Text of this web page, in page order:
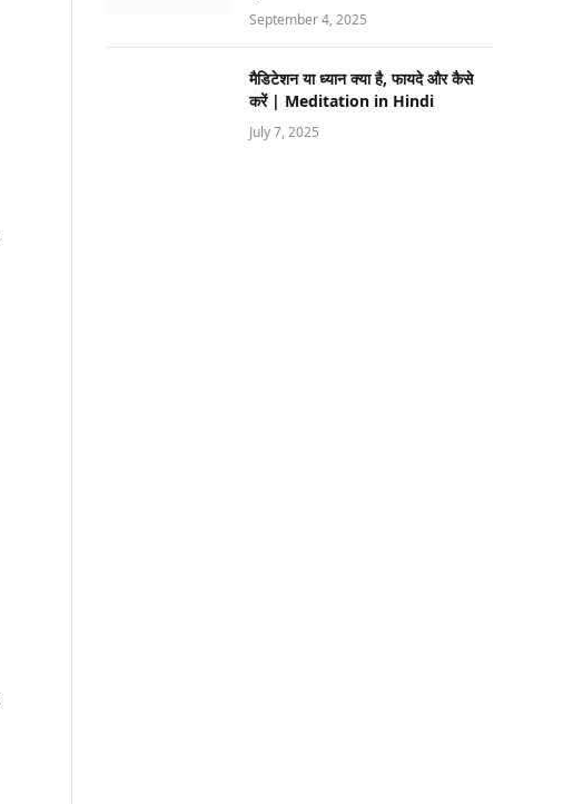
September 4, 2025
मैडिटेशन या ध्यान क्या है, फायदे और कैसे
करें | Meditation in Hindi
July 7, 2025